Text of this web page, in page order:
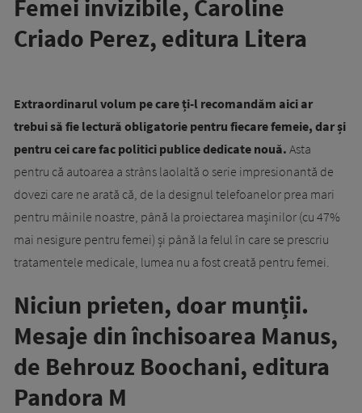
Femei invizibile, Caroline
Criado Perez, editura Litera
Extraordinarul volum pe care ți-l recomandăm aici ar
trebui să fie lectură obligatorie pentru fiecare femeie, dar și
pentru cei care fac politici publice dedicate nouă. Asta
pentru că autoarea a strâns laolaltă o serie impresionantă de
dovezi care ne arată că, de la designul telefoanelor prea mari
pentru mâinile noastre, până la proiectarea mașinilor (cu 47%
mai nesigure pentru femei) și până la felul în care se prescriu
tratamentele medicale, lumea nu a fost creată pentru femei.
Niciun prieten, doar munții.
Mesaje din închisoarea Manus,
de Behrouz Boochani, editura
Pandora M